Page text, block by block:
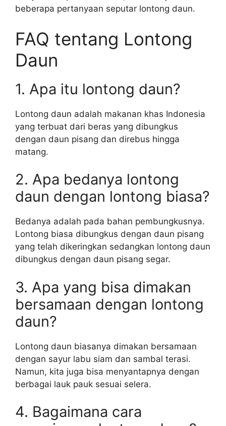
beberapa pertanyaan seputar lontong daun.
FAQ tentang Lontong
Daun
1. Apa itu lontong daun?
Lontong daun adalah makanan khas Indonesia
yang terbuat dari beras yang dibungkus
dengan daun pisang dan direbus hingga
matang.
2. Apa bedanya lontong
daun dengan lontong biasa?
Bedanya adalah pada bahan pembungkusnya.
Lontong biasa dibungkus dengan daun pisang
yang telah dikeringkan sedangkan lontong daun
dibungkus dengan daun pisang segar.
3. Apa yang bisa dimakan
bersamaan dengan lontong
daun?
Lontong daun biasanya dimakan bersamaan
dengan sayur labu siam dan sambal terasi.
Namun, kita juga bisa menyantapnya dengan
berbagai lauk pauk sesuai selera.
4. Bagaimana cara